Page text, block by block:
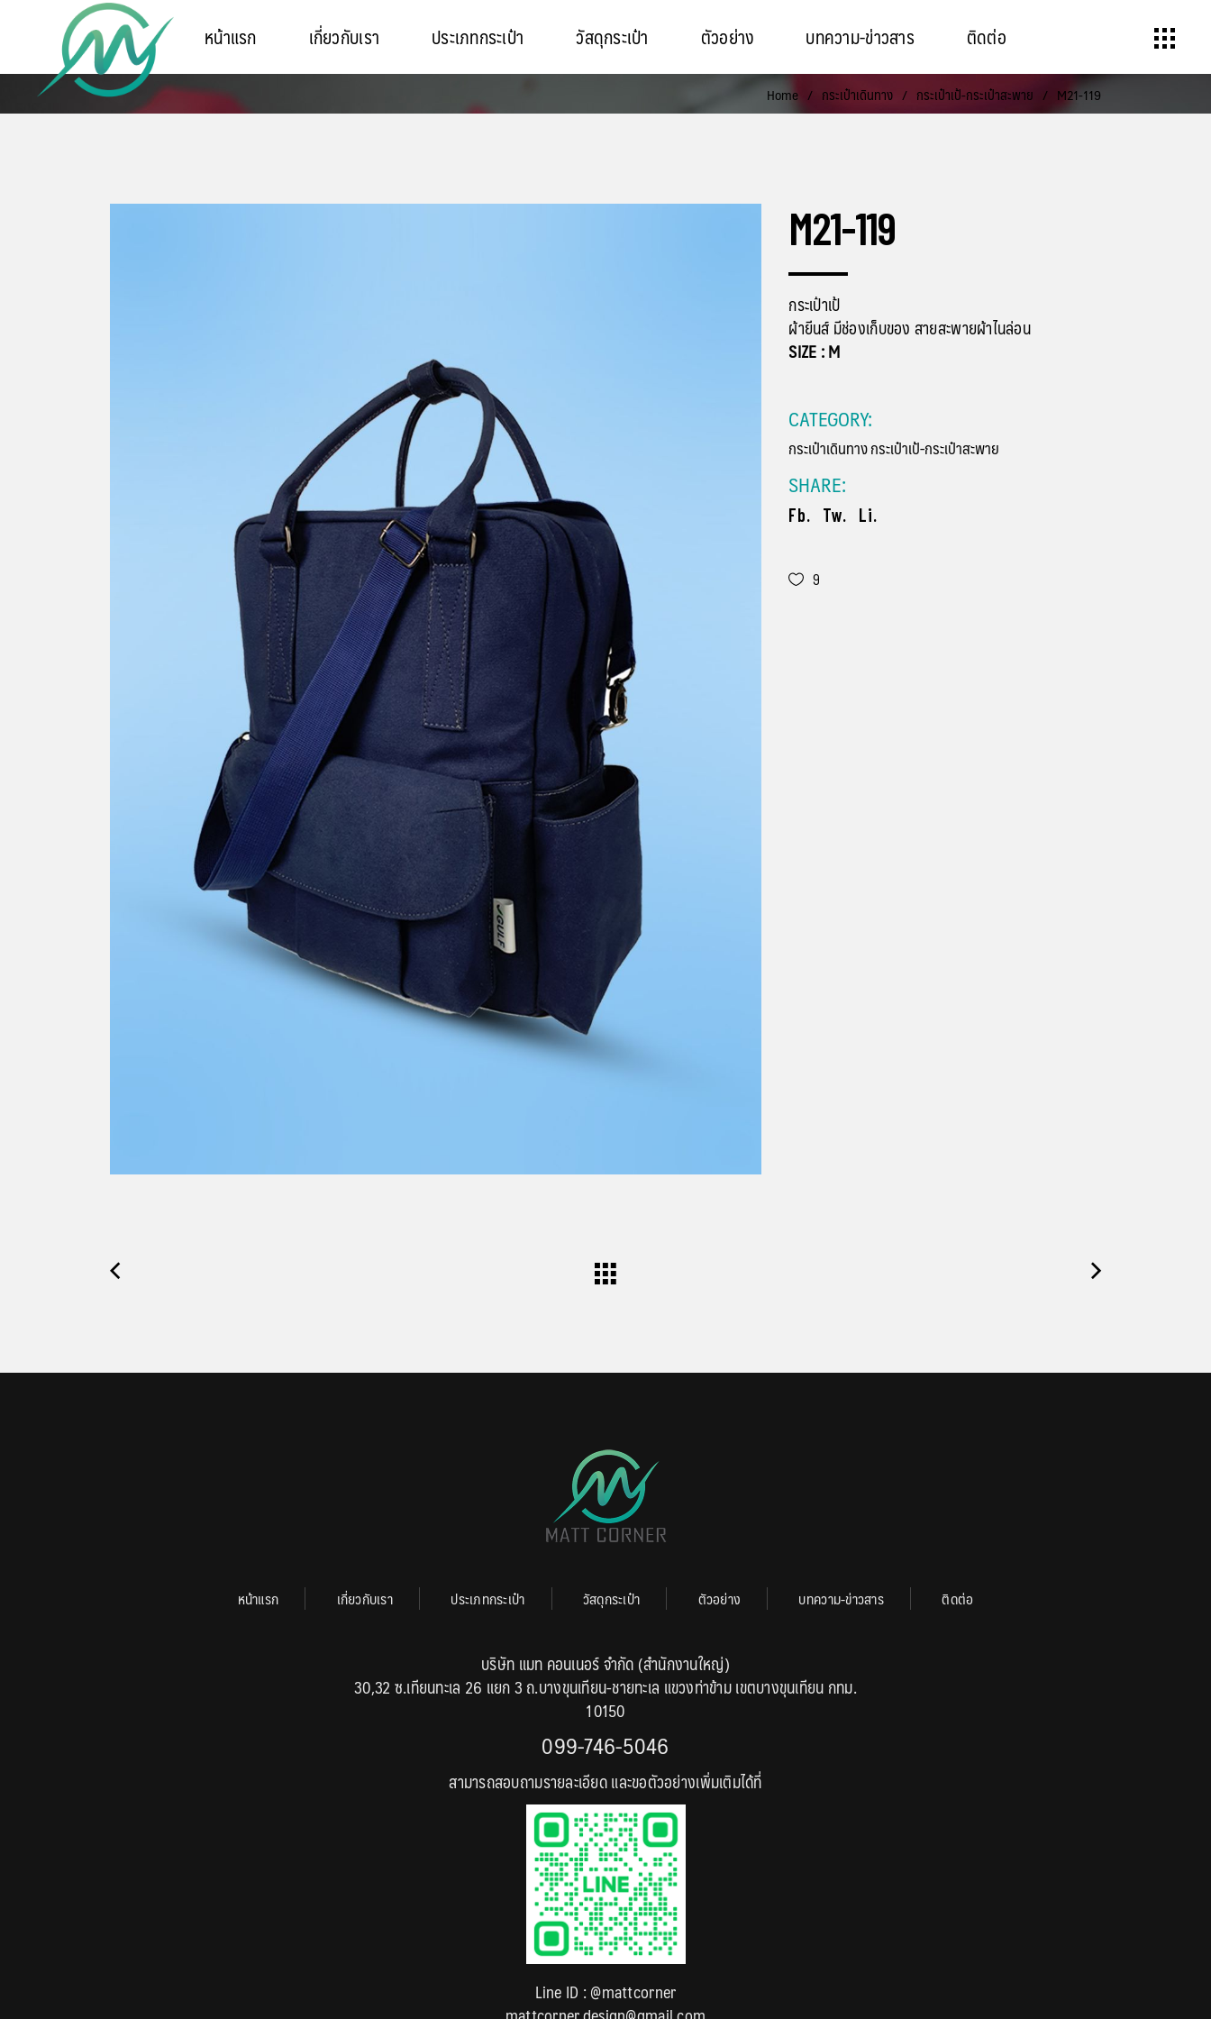
หน้าแรก เกี่ยวกับเรา ประเภทกระเป๋า วัสดุกระเป๋า ตัวอย่าง บทความ-ข่าวสาร ติดต่อ
Home / กระเป๋าเดินทาง / กระเป๋าเป้-กระเป๋าสะพาย / M21-119
M21-119
กระเป๋าเป้
ผ้ายีนส์ มีช่องเก็บของ สายสะพายผ้าไนล่อน
SIZE : M
CATEGORY:
กระเป๋าเดินทางกระเป๋าเป้-กระเป๋าสะพาย
SHARE:
Fb. Tw. Li.
9
หน้าแรก เกี่ยวกับเรา ประเภทกระเป๋า วัสดุกระเป๋า ตัวอย่าง บทความ-ข่าวสาร ติดต่อ
บริษัท แมท คอนเนอร์ จำกัด (สำนักงานใหญ่)
30,32 ซ.เทียนทะเล 26 แยก 3 ถ.บางขุนเทียน-ชายทะเล แขวงท่าข้าม เขตบางขุนเทียน กทม.
10150
099-746-5046
สามารถสอบถามรายละเอียด และขอตัวอย่างเพิ่มเติมได้ที่
Line ID :@mattcorner